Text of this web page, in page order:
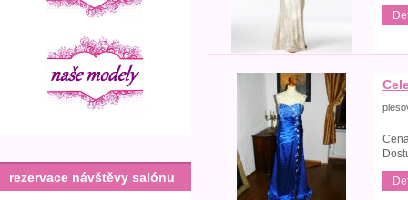
rezervace návštěvy salónu